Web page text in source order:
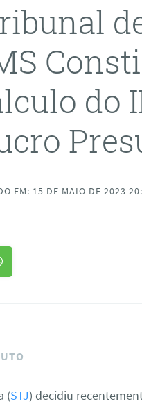
do
EM: 15 DE MAIO DE 2023
(STJ) decidiu